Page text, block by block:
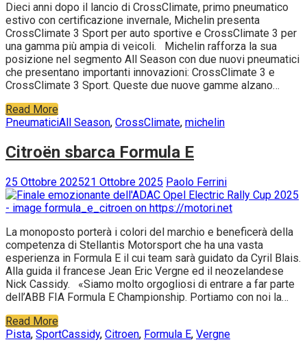
Dieci anni dopo il lancio di CrossClimate, primo pneumatico
estivo con certificazione invernale, Michelin presenta
CrossClimate 3 Sport per auto sportive e CrossClimate 3 per
una gamma più ampia di veicoli. Michelin rafforza la sua
posizione nel segmento All Season con due nuovi pneumatici
che presentano importanti innovazioni: CrossClimate 3 e
CrossClimate 3 Sport. Queste due nuove gamme alzano…
Read More
PneumaticiAll Season, CrossClimate, michelin
Citroën sbarca Formula E
25 Ottobre 202521 Ottobre 2025 Paolo Ferrini
La monoposto porterà i colori del marchio e beneficerà della
competenza di Stellantis Motorsport che ha una vasta
esperienza in Formula E il cui team sarà guidato da Cyril Blais.
Alla guida il francese Jean Eric Vergne ed il neozelandese
Nick Cassidy. «Siamo molto orgogliosi di entrare a far parte
dell’ABB FIA Formula E Championship. Portiamo con noi la…
Read More
Pista, SportCassidy, Citroen, Formula E, Vergne